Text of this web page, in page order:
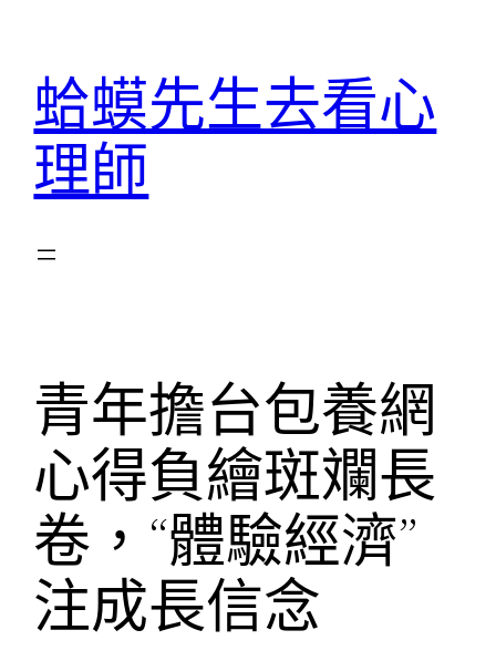
蛤蟆先生去看心
理師
青年擔台包養網
心得負繪斑斕長
卷，“體驗經濟”
注成長信念